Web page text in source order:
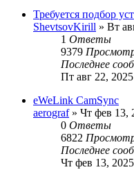
Требуется подбор
ShevtsovKirill » Вт
1 Ответы
9379
Последнее
Пт авг 22,
eWeLink CamSync
aerograf» Чт фев 13,
0 Ответы
6822
Последнее
Чт фев 13,